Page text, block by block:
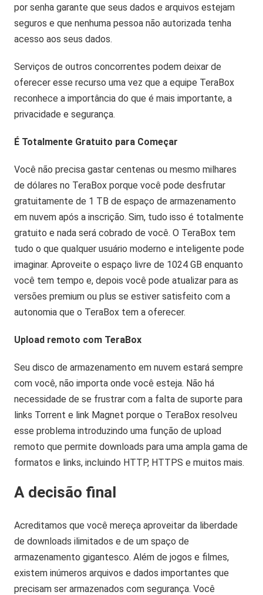
por senha garante que seus dados e arquivos estejam
seguros e que nenhuma pessoa não autorizada tenha
acesso aos seus dados.
Serviços de outros concorrentes podem deixar de
oferecer esse recurso uma vez que a equipe TeraBox
reconhece a importância do que é mais importante, a
privacidade e segurança.
É Totalmente Gratuito para Começar
Você não precisa gastar centenas ou mesmo milhares
de dólares no TeraBox porque você pode desfrutar
gratuitamente de 1 TB de espaço de armazenamento
em nuvem após a inscrição. Sim, tudo isso é totalmente
gratuito e nada será cobrado de você. O TeraBox tem
tudo o que qualquer usuário moderno e inteligente pode
imaginar. Aproveite o espaço livre de 1024 GB enquanto
você tem tempo e, depois você pode atualizar para as
versões premium ou plus se estiver satisfeito com a
autonomia que o TeraBox tem a oferecer.
Upload remoto com TeraBox
Seu disco de armazenamento em nuvem estará sempre
com você, não importa onde você esteja. Não há
necessidade de se frustrar com a falta de suporte para
links Torrent e link Magnet porque o TeraBox resolveu
esse problema introduzindo uma função de upload
remoto que permite downloads para uma ampla gama de
formatos e links, incluindo HTTP, HTTPS e muitos mais.
A decisão final
Acreditamos que você mereça aproveitar da liberdade
de downloads ilimitados e de um spaço de
armazenamento gigantesco. Além de jogos e filmes,
existem inúmeros arquivos e dados importantes que
precisam ser armazenados com segurança. Você